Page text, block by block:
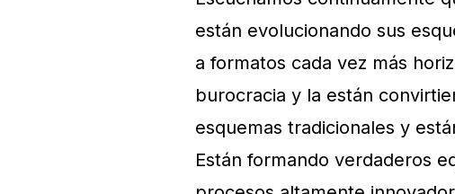
están evolucionando sus
a formatos cada vez más
burocracia y la están
esquemas tradicionales y
Están formando verdaderos